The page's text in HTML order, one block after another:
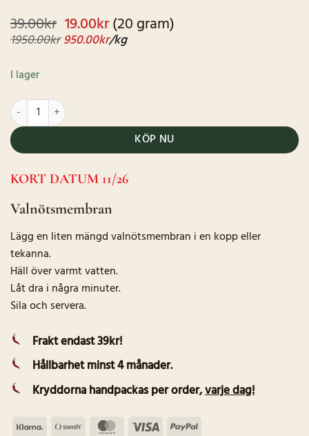
39.00kr Det
ursprungliga
19.00krDet
nuvarande
priset
(20 gram)
1950.00kr 950.00kr/kg
I lager
Valnötsmembran mängd
KÖP NU
KORT DATUM 11/26
Valnötsmembran
Lägg en liten mängd valnötsmembran i en kopp eller
tekanna.
Häll över varmt vatten.
Låt dra i några minuter.
Sila och servera.
Frakt endast 39kr!
Hållbarhet minst 4 månader.
Kryddorna handpackas per order,varje dag!
Klarna Swish
MasterCard
Visa PayPal